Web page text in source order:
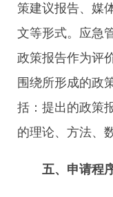
策建议报告、媒
文等形式。应急
政策报告作为评
围绕所形成的政
括：提出的政策
的理论、方法、
五、申请程